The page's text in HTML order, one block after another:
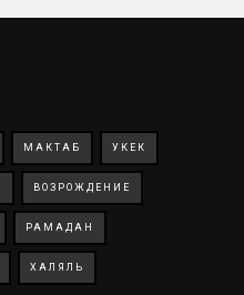
МАКТАБ УКЕК
ВОЗРОЖДЕНИЕ
РАМАДАН
ХАЛЯЛЬ